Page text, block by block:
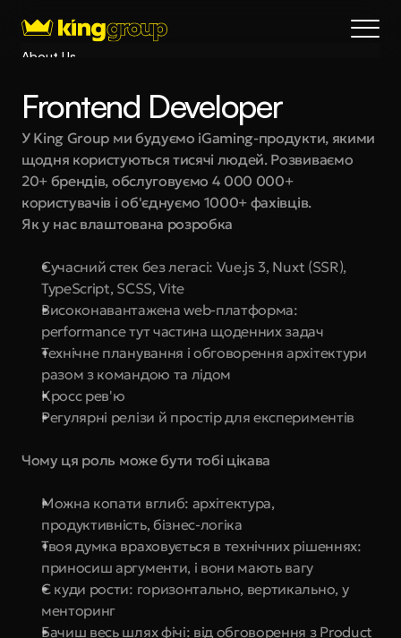
About Us
Services
Process
Coming Soon
King Interns
Legal
404
Book a call
Frontend Developer
У King Group ми будуємо iGaming-продукти, якими
щодня користуються тисячі людей. Розвиваємо
20+ брендів, обслуговуємо 4 000 000+
користувачів і об'єднуємо 1000+ фахівців.
Як у нас влаштована розробка
Сучасний стек без легасі: Vue.js 3, Nuxt (SSR),
TypeScript, SCSS, Vite
Високонавантажена web-платформа:
performance тут частина щоденних задач
Технічне планування і обговорення архітектури
разом з командою та лідом
Кросс рев'ю
Регулярні релізи й простір для експериментів
Чому ця роль може бути тобі цікава
Можна копати вглиб: архітектура,
продуктивність, бізнес-логіка
Твоя думка враховується в технічних рішеннях:
приносиш аргументи, і вони мають вагу
Є куди рости: горизонтально, вертикально, у
менторинг
Бачиш весь шлях фічі: від обговорення з Product